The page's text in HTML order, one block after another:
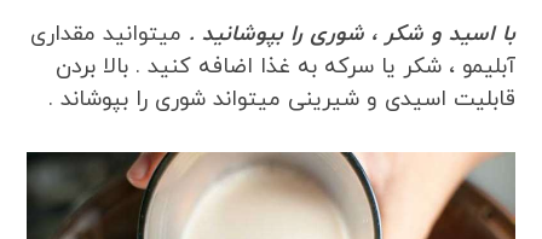
با اسید و شکر ، شوری را بپوشانید . میتوانید مقداری
آبلیمو ، شکر یا سرکه به غذا اضافه کنید . بالا بردن
قابلیت اسیدی و شیرینی میتواند شوری را بپوشاند .